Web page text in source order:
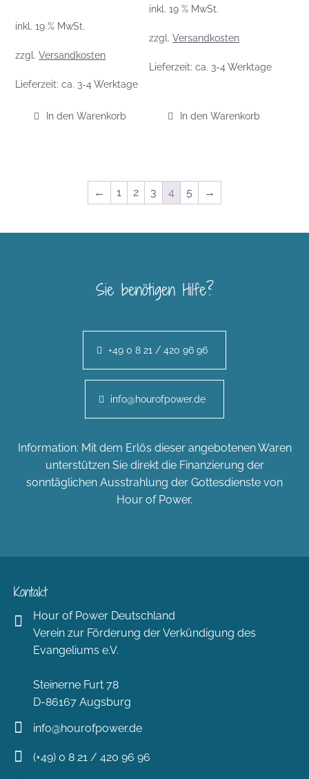
inkl. 19 % MwSt.
zzgl.Versandkosten
Lieferzeit:ca. 3-4 Werktage
In den Warenkorb
inkl. 19 % MwSt.
zzgl. Versandkosten
Lieferzeit: ca. 3-4 Werktage
In den Warenkorb
← 1 2 3 4 5 →
Sie benötigen Hilfe?
+49 0 8 21 / 420 96 96
info@hourofpower.de
Information: Mit dem Erlös dieser angebotenen Waren
unterstützen Sie direkt die Finanzierung der
sonntäglichen Ausstrahlung der Gottesdienste von
Hour of Power.
Kontakt
Hour of Power Deutschland
Verein zur Förderung der Verkündigung des
Evangeliums e.V.
Steinerne Furt 78
D-86167 Augsburg
info@hourofpower.de
(+49) 0 8 21 / 420 96 96